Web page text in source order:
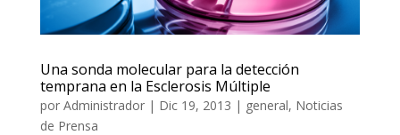
Una sonda molecular para la detección
temprana en la Esclerosis Múltiple
por Administrador| Dic 19, 2013 | general, Noticias
de Prensa